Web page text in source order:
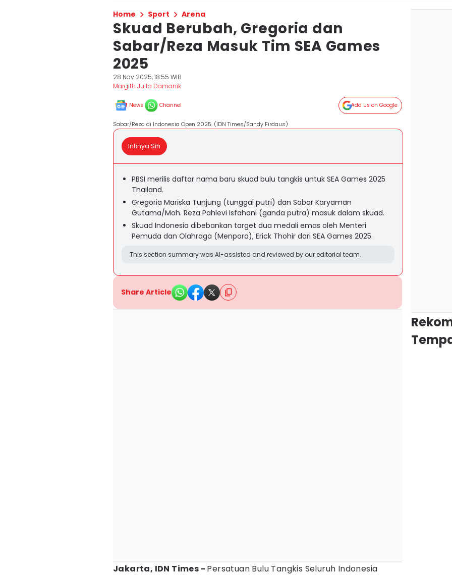
Home Sport Arena
Skuad Berubah, Gregoria dan
Sabar/Reza Masuk Tim SEA Games
2025
28 Nov 2025, 18:55 WIB
Margith Juita Damanik
News Channel Add Us on Google
Sabar/Reza di Indonesia Open 2025. (IDN Times/Sandy Firdaus)
Intinya Sih
PBSI merilis daftar nama baru skuad bulu tangkis untuk SEA Games 2025
Thailand.
Gregoria Mariska Tunjung (tunggal putri) dan Sabar Karyaman
Gutama/Moh. Reza Pahlevi Isfahani (ganda putra) masuk dalam skuad.
Skuad Indonesia dibebankan target dua medali emas oleh Menteri
Pemuda dan Olahraga (Menpora), Erick Thohir dari SEA Games 2025.
This section summary was AI-assisted and reviewed by our editorial team.
Share Article
Jakarta, IDN Times - Persatuan Bulu Tangkis Seluruh Indonesia